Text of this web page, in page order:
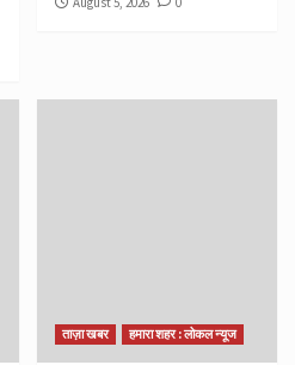
ताज़ा खबर हमारा शहर : लोकल न्यूज